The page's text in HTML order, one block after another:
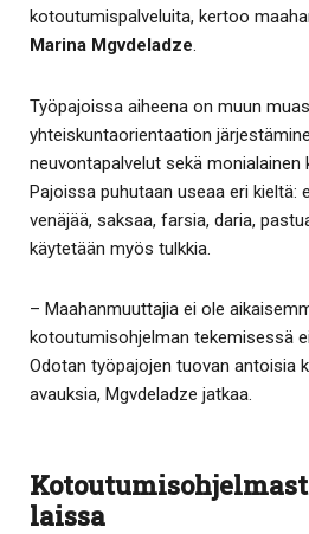
kotoutumispalveluita, kertoo
Marina Mgvdeladze.
Työpajoissa aiheena on muun
yhteiskuntaorientaation
neuvontapalvelut sekä monialainen
Pajoissa puhutaan useaa eri kieltä:
venäjää, saksaa, farsia, daria,
käytetään myös tulkkia.
– Maahanmuuttajia ei ole
kotoutumisohjelman tekemisessä
Odotan työpajojen tuovan antoisia
avauksia, Mgvdeladze jatkaa.
laissa